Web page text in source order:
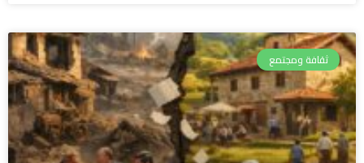
ثقافة ومجتمع